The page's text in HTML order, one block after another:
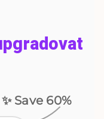
✨ Save 60%